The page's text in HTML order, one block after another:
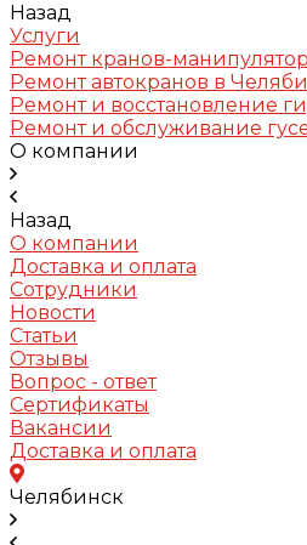
Назад
Услуги
Ремонт кранов-
Ремонт автокранов в
Ремонт и восстановление
Ремонт и обслуживание
О компании
Назад
О компании
Доставка и оплата
Сотрудники
Новости
Статьи
Отзывы
Вопрос - ответ
Сертификаты
Вакансии
Доставка и оплата
Челябинск